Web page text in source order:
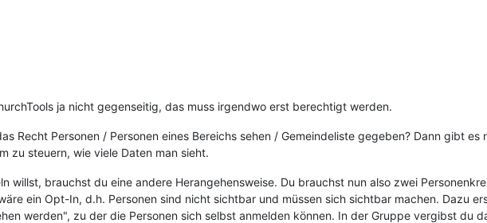
ja nicht gegenseitig, das muss irgendwo erst berechtigt werden.
Recht Personen / Personen eines Bereichs sehen / Gemeindeliste gegeben? Dann gibt es
zu steuern, wie viele Daten man sieht.
willst, brauchst du eine andere Herangehensweise. Du brauchst nun also zwei
ein Opt-In, d.h. Personen sind nicht sichtbar und müssen sich sichtbar machen. Dazu
werden", zu der die Personen sich selbst anmelden können. In der Gruppe vergibst du